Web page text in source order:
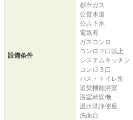
設備条件
都市ガス
公営水道
公共下水
電気有
ガスコンロ
コンロ２口以上
システムキッチン
コンロ３口
バス・トイレ別
追焚機能浴室
浴室乾燥機
温水洗浄便座
洗面台